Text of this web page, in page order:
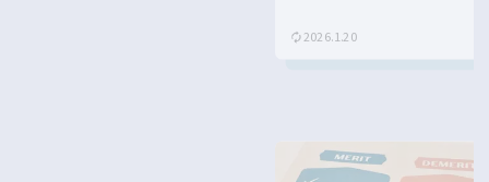
2026.1.20